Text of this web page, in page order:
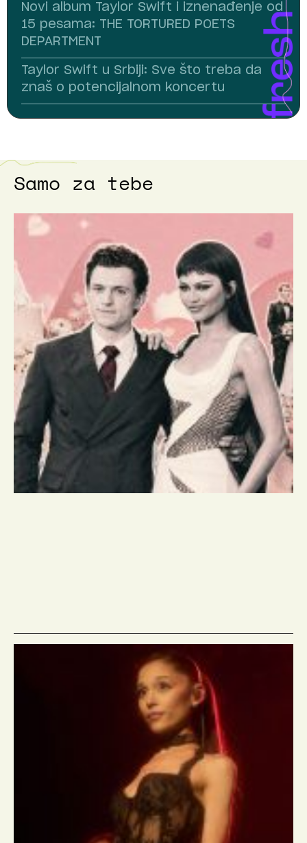
Novi album Taylor Swift i iznenađenje od
15 pesama: THE TORTURED POETS
DEPARTMENT
Taylor Swift u Srbiji: Sve što treba da
znaš o potencijalnom koncertu
Samo za tebe